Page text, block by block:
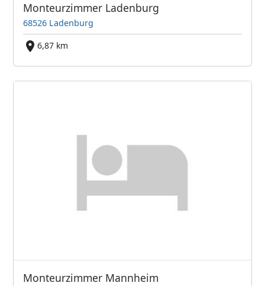
Monteurzimmer Ladenburg
68526 Ladenburg
6,87 km
Monteurzimmer Mannheim